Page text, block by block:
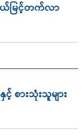
ယ်မြင့်တက်လာ
စားသုံးသူများ